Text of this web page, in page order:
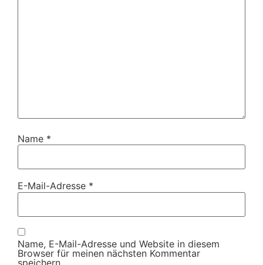
Name *
E-Mail-Adresse *
Name, E-Mail-Adresse und Website in diesem
Browser für meinen nächsten Kommentar